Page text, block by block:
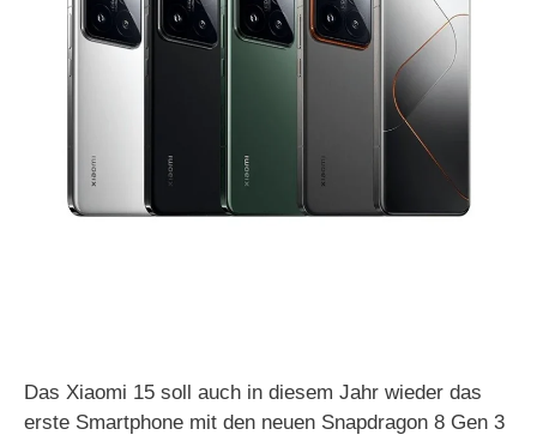
Das Xiaomi 15 soll auch in diesem Jahr wieder das
erste Smartphone mit den neuen Snapdragon 8 Gen 3